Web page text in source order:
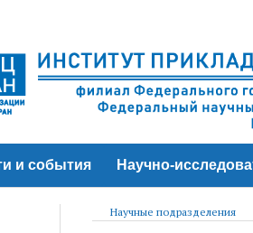
и события Научно-
Научные подразделения